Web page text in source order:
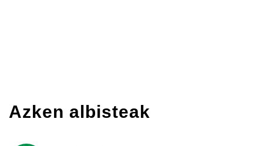
Azken albisteak